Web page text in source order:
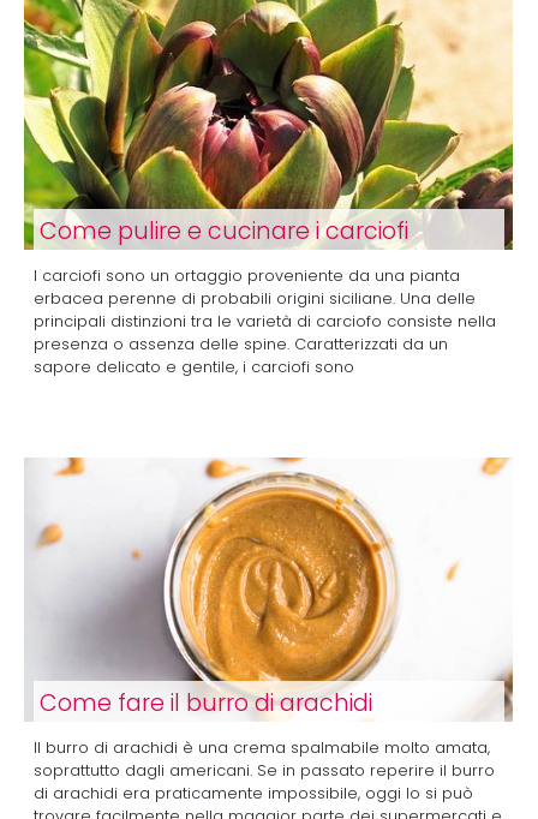
Come pulire e cucinare i carciofi
I carciofi sono un ortaggio proveniente da una pianta
erbacea perenne di probabili origini siciliane. Una delle
principali distinzioni tra le varietà di carciofo consiste nella
presenza o assenza delle spine. Caratterizzati da un
sapore delicato e gentile, i carciofi sono
Come fare il burro di arachidi
Il burro di arachidi è una crema spalmabile molto amata,
soprattutto dagli americani. Se in passato reperire il burro
di arachidi era praticamente impossibile, oggi lo si può